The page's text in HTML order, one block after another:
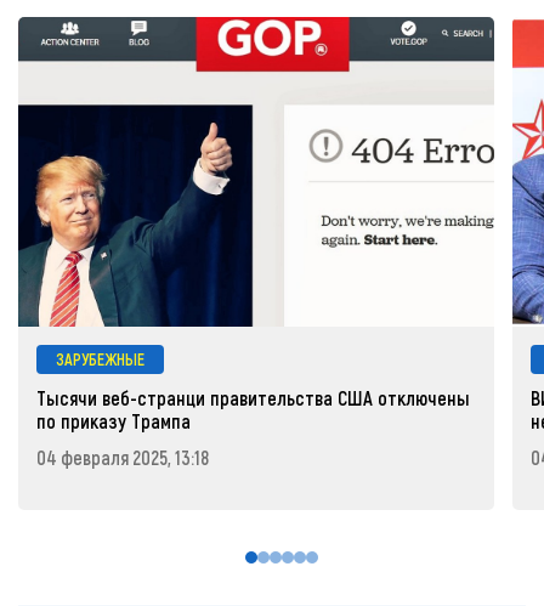
ЗАРУБЕЖНЫЕ
Тысячи веб-странци правительства США отключены
по приказу Трампа
04 февраля 2025, 13:18